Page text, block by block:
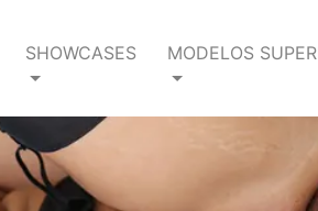
SHOWCASES MODELOS